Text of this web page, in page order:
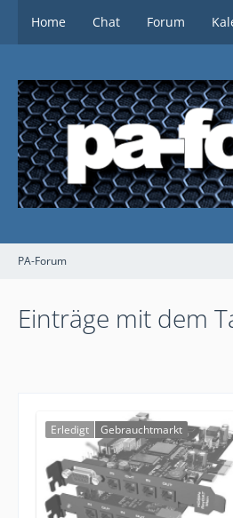
Home Chat Forum
PA-Forum
Einträge mit dem
Erledigt Gebrauchtmarkt